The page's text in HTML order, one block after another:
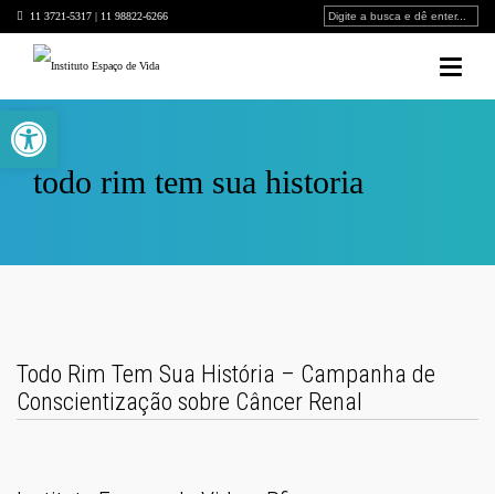
11 3721-5317 | 11 98822-6266
todo rim tem sua historia
Todo Rim Tem Sua História – Campanha de
Conscientização sobre Câncer Renal
Barra de Ferramentas Aberta